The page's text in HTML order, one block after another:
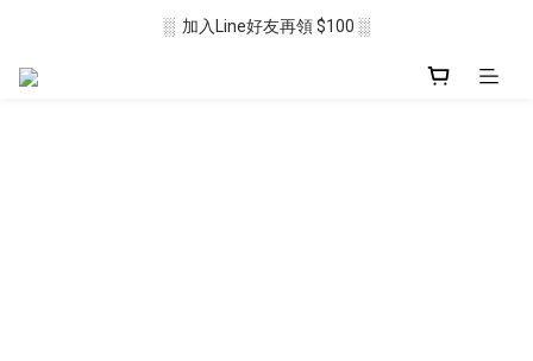
░  新會員註冊送 $50 ░
░  加入Line好友再領 $100 ░